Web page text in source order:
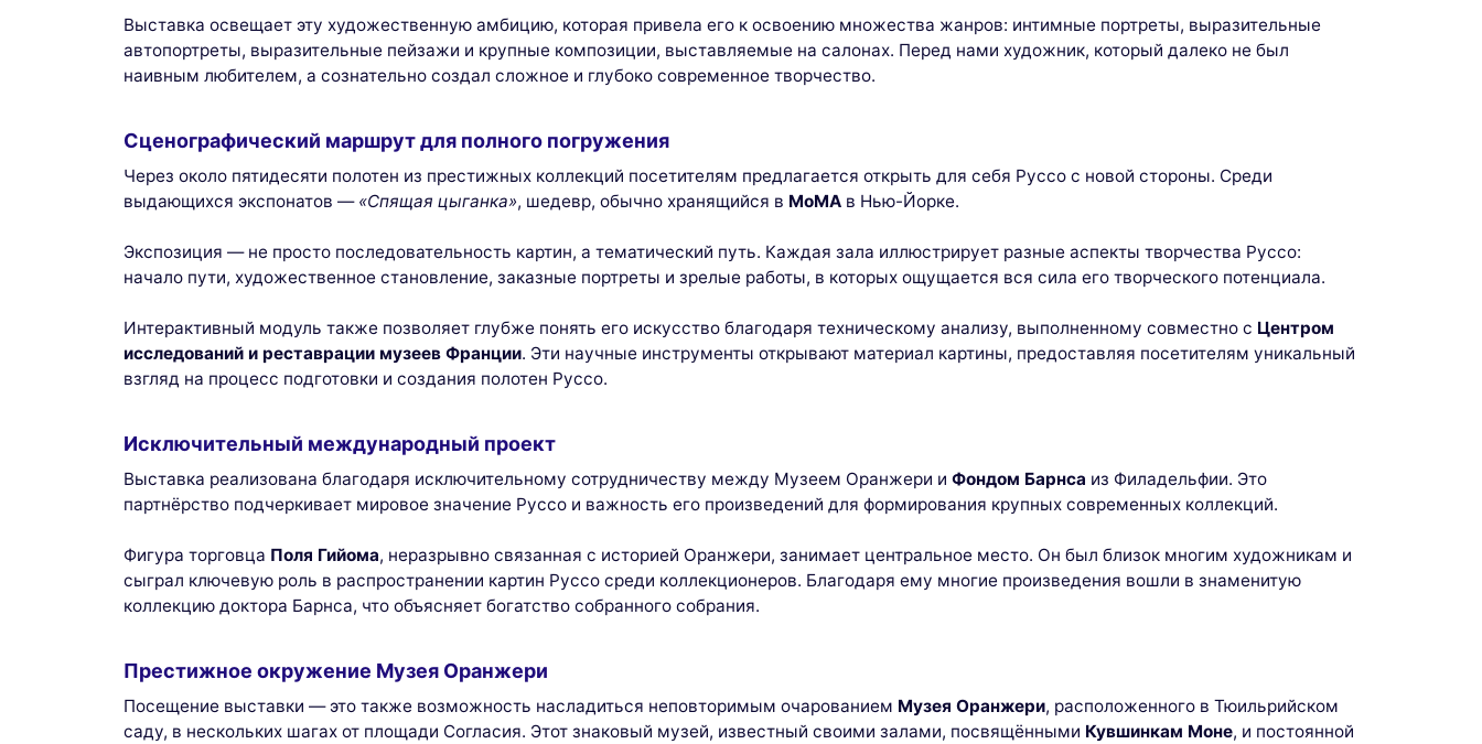
Выставка освещает эту художественную амбицию, которая привела его к освоению множества жанров: интимные портреты, выразительные
автопортреты, выразительные пейзажи и крупные композиции, выставляемые на салонах. Перед нами художник, который далеко не был
наивным любителем, а сознательно создал сложное и глубоко современное творчество.
Сценографический маршрут для полного погружения
Через около пятидесяти полотен из престижных коллекций посетителям предлагается открыть для себя Руссо с новой стороны. Среди
выдающихся экспонатов — «Спящая цыганка», шедевр, обычно хранящийся в MoMA в Нью-Йорке.
Экспозиция — не просто последовательность картин, а тематический путь. Каждая зала иллюстрирует разные аспекты творчества Руссо:
начало пути, художественное становление, заказные портреты и зрелые работы, в которых ощущается вся сила его творческого потенциала.
Интерактивный модуль также позволяет глубже понять его искусство благодаря техническому анализу, выполненному совместно с Центром
исследований и реставрации музеев Франции. Эти научные инструменты открывают материал картины, предоставляя посетителям уникальный
взгляд на процесс подготовки и создания полотен Руссо.
Исключительный международный проект
Выставка реализована благодаря исключительному сотрудничеству между Музеем Оранжери и Фондом Барнса из Филадельфии. Это
партнёрство подчеркивает мировое значение Руссо и важность его произведений для формирования крупных современных коллекций.
Фигура торговца Поля Гийома, неразрывно связанная с историей Оранжери, занимает центральное место. Он был близок многим художникам и
сыграл ключевую роль в распространении картин Руссо среди коллекционеров. Благодаря ему многие произведения вошли в знаменитую
коллекцию доктора Барнса, что объясняет богатство собранного собрания.
Престижное окружение Музея Оранжери
Посещение выставки — это также возможность насладиться неповторимым очарованием Музея Оранжери, расположенного в Тюильрийском
саду, в нескольких шагах от площади Согласия. Этот знаковый музей, известный своими залами, посвящёнными Кувшинкам Моне, и постоянной